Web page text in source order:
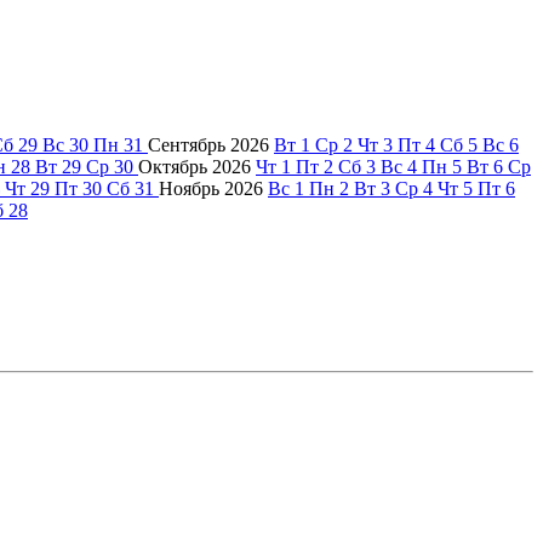
29 Вс 30 Пн 31 Сентябрь 2026 Вт 1 Ср 2 Чт 3 Пт 4 Сб 5 Вс 6
28 Вт 29 Ср 30 Октябрь 2026 Чт 1 Пт 2 Сб 3 Вс 4 Пн 5 Вт 6 Ср
Чт 29 Пт 30 Сб 31 Ноябрь 2026 Вс 1 Пн 2 Вт 3 Ср 4 Чт 5 Пт 6
28